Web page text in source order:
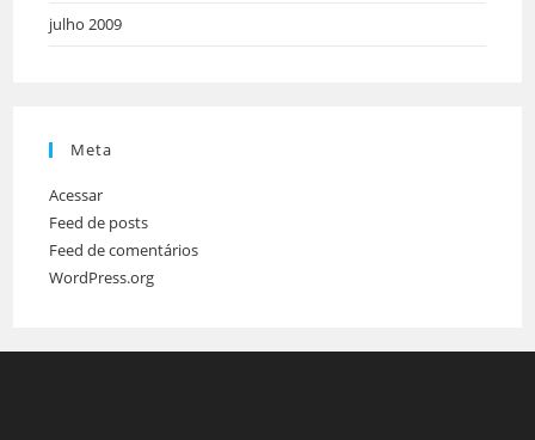
julho 2009
Meta
Acessar
Feed de posts
Feed de comentários
WordPress.org